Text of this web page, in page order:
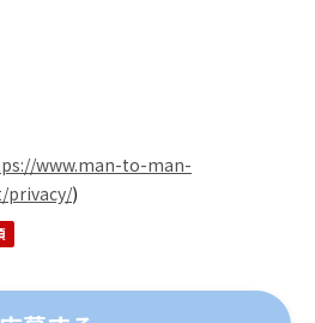
www.man-to-man-
privacy/)